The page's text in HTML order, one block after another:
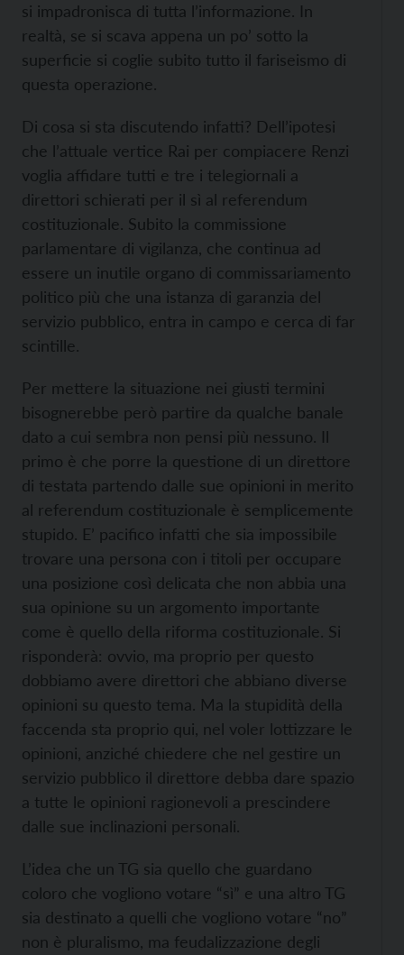
si impadronisca di tutta l’informazione. In
realtà, se si scava appena un po’ sotto la
superficie si coglie subito tutto il fariseismo di
questa operazione.
Di cosa si sta discutendo infatti? Dell’ipotesi
che l’attuale vertice Rai per compiacere Renzi
voglia affidare tutti e tre i telegiornali a
direttori schierati per il sì al referendum
costituzionale. Subito la commissione
parlamentare di vigilanza, che continua ad
essere un inutile organo di commissariamento
politico più che una istanza di garanzia del
servizio pubblico, entra in campo e cerca di far
scintille.
Per mettere la situazione nei giusti termini
bisognerebbe però partire da qualche banale
dato a cui sembra non pensi più nessuno. Il
primo è che porre la questione di un direttore
di testata partendo dalle sue opinioni in merito
al referendum costituzionale è semplicemente
stupido. E’ pacifico infatti che sia impossibile
trovare una persona con i titoli per occupare
una posizione così delicata che non abbia una
sua opinione su un argomento importante
come è quello della riforma costituzionale. Si
risponderà: ovvio, ma proprio per questo
dobbiamo avere direttori che abbiano diverse
opinioni su questo tema. Ma la stupidità della
faccenda sta proprio qui, nel voler lottizzare le
opinioni, anziché chiedere che nel gestire un
servizio pubblico il direttore debba dare spazio
a tutte le opinioni ragionevoli a prescindere
dalle sue inclinazioni personali.
L’idea che un TG sia quello che guardano
coloro che vogliono votare “sì” e una altro TG
sia destinato a quelli che vogliono votare “no”
non è pluralismo, ma feudalizzazione degli